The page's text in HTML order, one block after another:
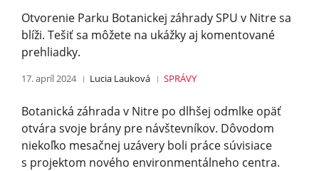
Otvorenie Parku Botanickej záhrady SPU v Nitre sa
blíži. Tešiť sa môžete na ukážky aj komentované
prehliadky.
17. apríl 2024 Lucia Lauková SPRÁVY
Botanická záhrada v Nitre po dlhšej odmlke opäť
otvára svoje brány pre návštevníkov. Dôvodom
niekoľko mesačnej uzávery boli práce súvisiace
s projektom nového environmentálneho centra.